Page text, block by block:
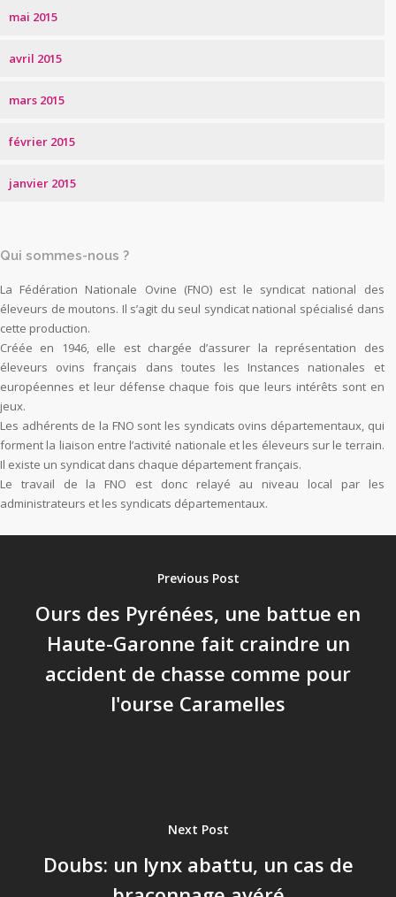
mai 2015
avril 2015
mars 2015
février 2015
janvier 2015
Qui sommes-nous ?
La Fédération Nationale Ovine (FNO) est le syndicat national des
éleveurs de moutons. Il s’agit du seul syndicat national spécialisé dans
cette production.
Créée en 1946, elle est chargée d’assurer la représentation des
éleveurs ovins français dans toutes les Instances nationales et
européennes et leur défense chaque fois que leurs intérêts sont en
jeux.
Les adhérents de la FNO sont les syndicats ovins départementaux, qui
forment la liaison entre l’activité nationale et les éleveurs sur le terrain.
Il existe un syndicat dans chaque département français.
Le travail de la FNO est donc relayé au niveau local par les
administrateurs et les syndicats départementaux.
Previous Post
Ours des Pyrénées, une battue en
Haute-Garonne fait craindre un
accident de chasse comme pour
l'ourse Caramelles
Next Post
Doubs: un lynx abattu, un cas de